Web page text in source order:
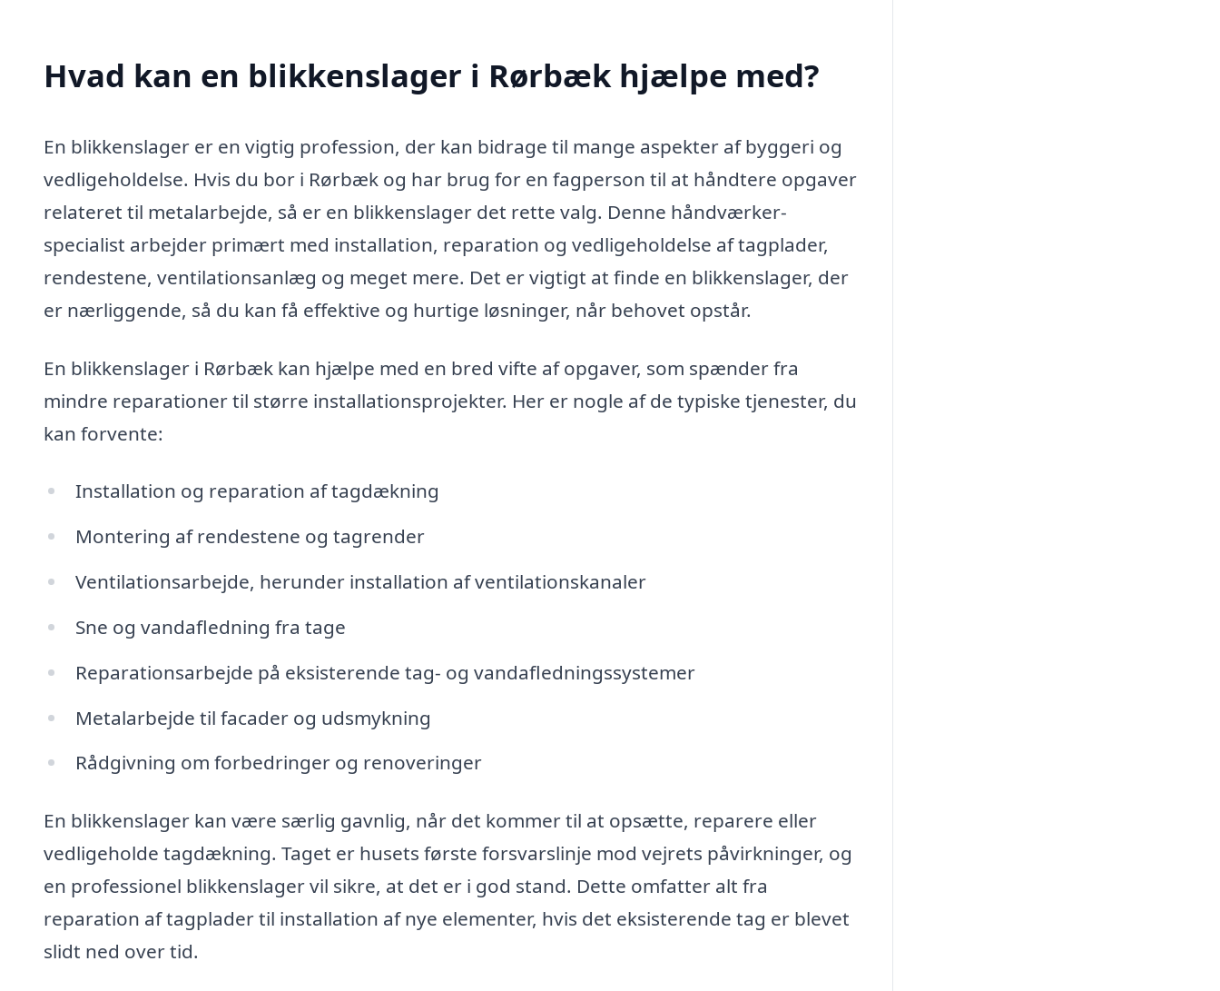
Hvad kan en blikkenslager i Rørbæk hjælpe med?
En blikkenslager er en vigtig profession, der kan bidrage til mange aspekter af byggeri og
vedligeholdelse. Hvis du bor i Rørbæk og har brug for en fagperson til at håndtere opgaver
relateret til metalarbejde, så er en blikkenslager det rette valg. Denne håndværker-
specialist arbejder primært med installation, reparation og vedligeholdelse af tagplader,
rendestene, ventilationsanlæg og meget mere. Det er vigtigt at finde en blikkenslager, der
er nærliggende, så du kan få effektive og hurtige løsninger, når behovet opstår.
En blikkenslager i Rørbæk kan hjælpe med en bred vifte af opgaver, som spænder fra
mindre reparationer til større installationsprojekter. Her er nogle af de typiske tjenester, du
kan forvente:
Installation og reparation af tagdækning
Montering af rendestene og tagrender
Ventilationsarbejde, herunder installation af ventilationskanaler
Sne og vandafledning fra tage
Reparationsarbejde på eksisterende tag- og vandafledningssystemer
Metalarbejde til facader og udsmykning
Rådgivning om forbedringer og renoveringer
En blikkenslager kan være særlig gavnlig, når det kommer til at opsætte, reparere eller
vedligeholde tagdækning. Taget er husets første forsvarslinje mod vejrets påvirkninger, og
en professionel blikkenslager vil sikre, at det er i god stand. Dette omfatter alt fra
reparation af tagplader til installation af nye elementer, hvis det eksisterende tag er blevet
slidt ned over tid.